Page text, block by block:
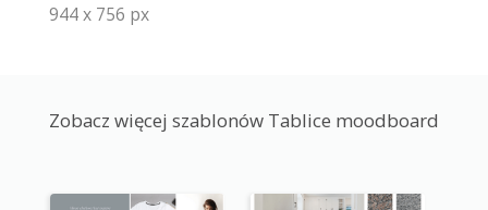
944 x 756 px
Zobacz więcej szablonów Tablice moodboard